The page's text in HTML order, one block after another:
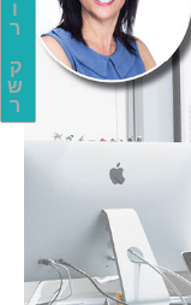
ו
ר
ק
ש
ר